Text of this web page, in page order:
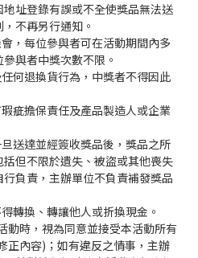
址登錄有誤或不全使獎品無法送
不再另行通知。
，每位參與者可在活動期間內多
與者中獎次數不限。
何退換貨行為，中獎者不得因此
疵擔保責任及產品製造人或企業
送達並經簽收獎品後，獎品之所
但不限於遺失、被盜或其他喪失
負責，主辦單位不負責補發獎品
轉換、轉讓他人或折換現金。
動時，視為同意並接受本活動所有
正內容)；如有違反之情事，主辦